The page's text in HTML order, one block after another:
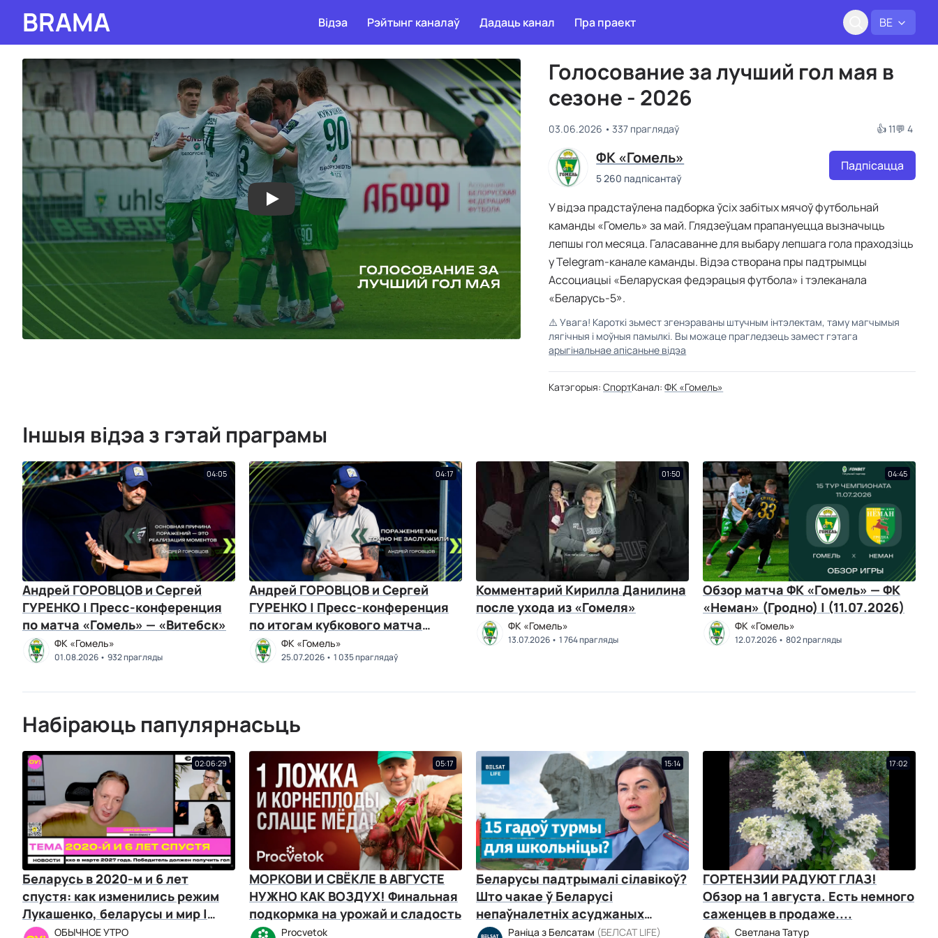
BRAMA BE
Відэа Рэйтынг каналаў Дадаць канал Пра праект
Голосование за лучший гол мая в
сезоне - 2026
03.06.2026 337 праглядаў 👍 11💬 4
ФК «Гомель»
5 260 падпісантаў
Падпісацца
У відэа прадстаўлена падборка ўсіх забітых мячоў футбольнай
каманды «Гомель» за май. Глядзеўцам прапануецца вызначыць
лепшы гол месяца. Галасаванне для выбару лепшага гола праходзіць
у Telegram-канале каманды. Відэа створана пры падтрымцы
Ассоциацыі «Беларуская федэрацыя футбола» і тэлеканала
«Беларусь-5».
⚠️Увага! Кароткі зьмест згенэраваны штучным інтэлектам, таму магчымыя
лягічныя і моўныя памылкі. Вы можаце прагледзець замест гэтага
арыгінальнае апісаньне відэа
Катэгорыя: СпортКанал: ФК «Гомель»
Іншыя відэа з гэтай праграмы
04:05
Андрей ГОРОВЦОВ и Сергей
ГУРЕНКО | Пресс-конференция
по матча «Гомель» — «Витебск»
ФК «Гомель»
01.08.2026 932 прагляды
04:17
Андрей ГОРОВЦОВ и Сергей
ГУРЕНКО | Пресс-конференция
по итогам кубкового матча
«Гомель» — «Витебск»
ФК «Гомель»
25.07.2026 1 035 праглядаў
01:50
Комментарий Кирилла Данилина
после ухода из «Гомеля»
ФК «Гомель»
13.07.2026 1 764 прагляды
04:45
Обзор матча ФК «Гомель» — ФК
«Неман» (Гродно) | (11.07.2026)
ФК «Гомель»
12.07.2026 802 прагляды
Набіраюць папулярнасьць
02:06:29
Беларусь в 2020-м и 6 лет
спустя: как изменились режим
Лукашенко, беларусы и мир |
Чалый, Козлов
ОБЫЧНОЕ УТРО
05:17
МОРКОВИ И СВЁКЛЕ В АВГУСТЕ
НУЖНО КАК ВОЗДУХ! Финальная
подкормка на урожай и сладость
Procvetok
15:14
Беларусы падтрымалі сілавікоў?
Што чакае ў Беларусі
непаўналетніх асуджаных
паводле арт. 328. Белсат
Раніца з Белсатам (БЕЛСАТ LIFE)
17:02
ГОРТЕНЗИИ РАДУЮТ ГЛАЗ!
Обзор на 1 августа. Есть немного
саженцев в продаже....
Светлана Татур